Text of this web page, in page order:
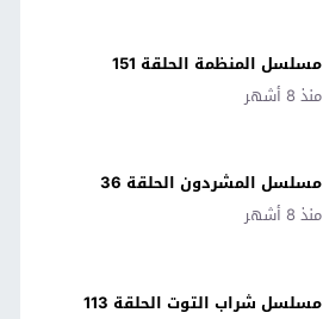
مسلسل المنظمة الحلقة 151
منذ 8 أشهر
مسلسل المشردون الحلقة 36
منذ 8 أشهر
مسلسل شراب التوت الحلقة 113